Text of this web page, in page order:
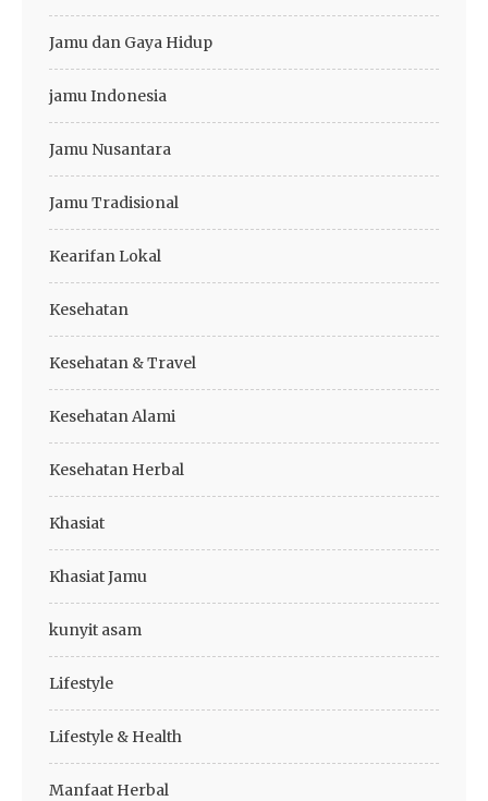
Jamu dan Gaya Hidup
jamu Indonesia
Jamu Nusantara
Jamu Tradisional
Kearifan Lokal
Kesehatan
Kesehatan & Travel
Kesehatan Alami
Kesehatan Herbal
Khasiat
Khasiat Jamu
kunyit asam
Lifestyle
Lifestyle & Health
Manfaat Herbal